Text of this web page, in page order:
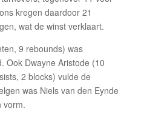
kregen daardoor 21
wat de winst verklaart.
9 rebounds) was
Ook Dwayne Aristode (10
2 blocks) vulde de
was Niels van den Eynde
vorm.